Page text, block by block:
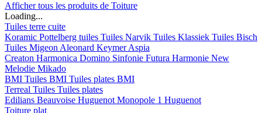
Afficher tous les produits de Toiture
Loading...
Tuiles terre cuite
Koramic Pottelberg tuiles Tuiles Narvik Tuiles Klassiek Tuiles Bisch
Tuiles Migeon Aleonard KeymerAspia
Creaton Harmonica Domino Sinfonie Futura Harmonie New
Melodie Mikado
BMI Tuiles BMI Tuiles plates BMI
Terreal Tuiles Tuiles plates
Edilians Beauvoise Huguenot Monopole 1 Huguenot
Toiture plat